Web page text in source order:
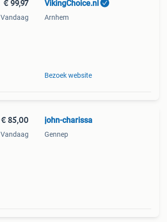
€ 99,97
Vandaag
VikingChoice.nl
Arnhem
Bezoek website
€ 85,00
Vandaag
john-charissa
Gennep